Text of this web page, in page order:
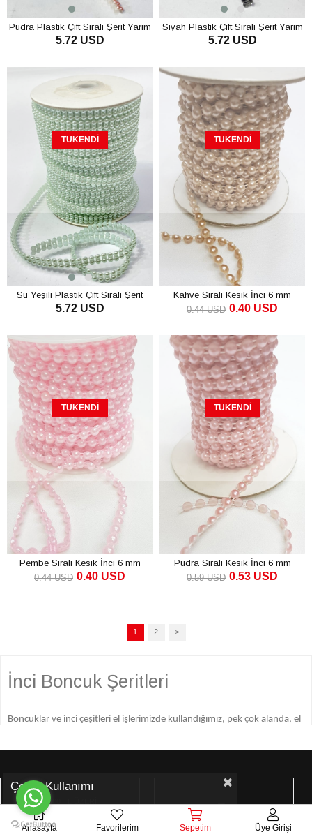
Pudra Plastik Çift Sıralı Şerit Yarım
İnci 4 mm 10 mt
5.72 USD
Siyah Plastik Çift Sıralı Şerit Yarım
İnci 4 mm 10 mt
5.72 USD
TÜKENDI
Su Yeşili Plastik Çift Sıralı Şerit
Yarım İnci 4 mm 10 mt
5.72 USD
TÜKENDI
Kahve Sıralı Kesik İnci 6 mm
0.40 USD
0.44 USD
TÜKENDI
Pembe Sıralı Kesik İnci 6 mm
0.40 USD
0.44 USD
TÜKENDI
Pudra Sıralı Kesik İnci 6 mm
0.53 USD
0.59 USD
1 2 >
İnci Boncuk Şeritleri
Boncuklar ve inci çeşitleri el işlerimizde kullandığımız, pek çok alanda, el
ürünlerdir ve kullanıldığı alanda zarif bir görüntü yaratırlar. Bu yüzden el
işleri ve dekorasyon ürünleri ile uğraşanlar incileri ve boncukları pek çok
farklı biçimde yaptıkları işlerde kullanırlar.
1000 TL ÜZERİ
ÜCRETSİZ KARGO
Çerez Kullanımı
Anasayfa Favorilerim Sepetim Üye Girişi